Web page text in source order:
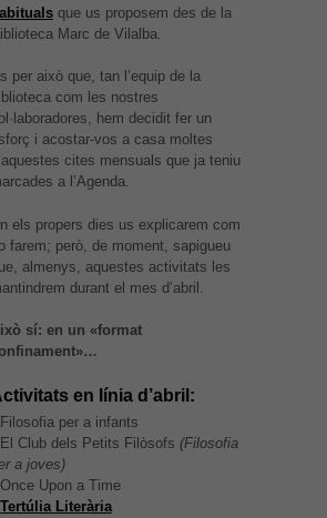
que us proposem des de la
Marc de Vilalba.
per això que, tan l’equip de la
com les nostres
hem decidit fer un
i acostar-vos a casa moltes
cites mensuals que ja teniu
a l’Agenda.
els propers dies us explicarem com
farem; però, de moment, sapigueu
almenys, aquestes activitats les
durant el mes d’abril.
sí: en un «format
en línia d’abril:
per a infants
Club dels Petits Filòsofs (Filosofia
a joves)
Upon a Time
Tertúlia Literària